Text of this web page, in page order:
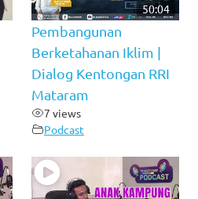
50:04
Pembangunan
Berketahanan Iklim |
Dialog Kentongan RRI
Mataram
7 views
Podcast